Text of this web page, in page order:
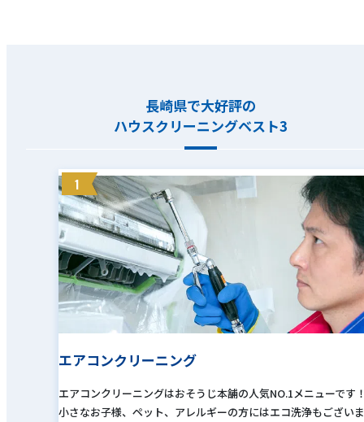
長崎県で大好評の
ハウスクリーニングベスト3
1
エアコンクリーニング
エアコンクリーニングはおそうじ本舗の人気NO.1メニューです
小さなお子様、ペット、アレルギーの方にはエコ洗浄もございま